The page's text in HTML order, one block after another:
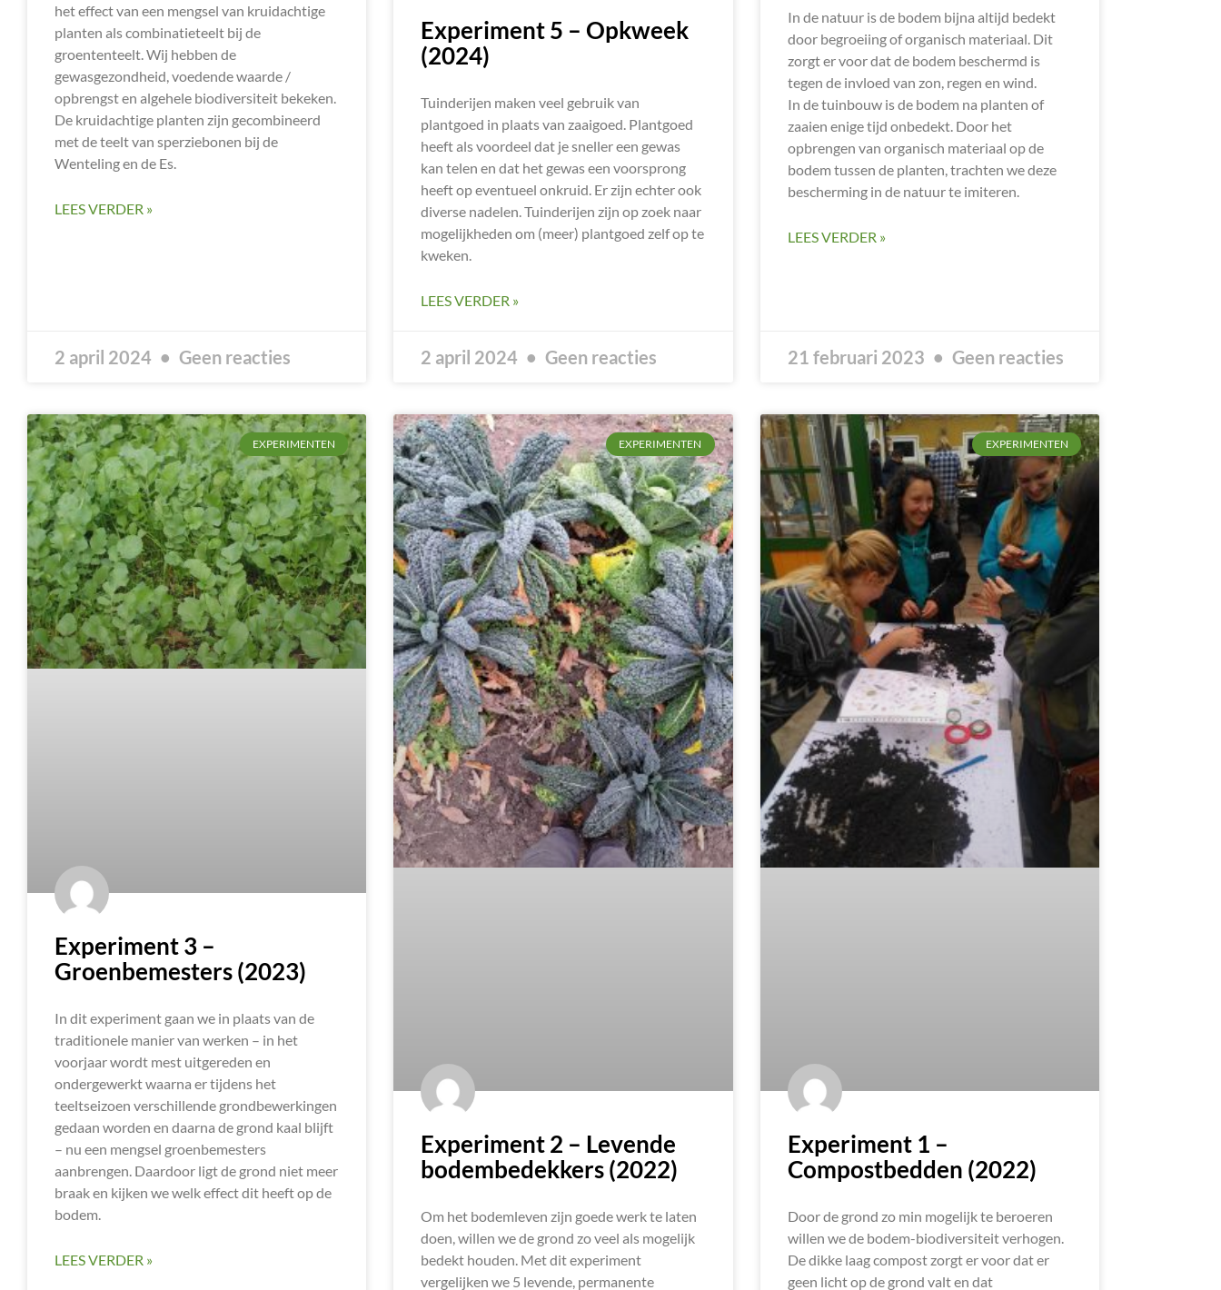
het effect van een mengsel van kruidachtige
planten als combinatieteelt bij de
groententeelt. Wij hebben de
gewasgezondheid, voedende waarde /
opbrengst en algehele biodiversiteit bekeken.
De kruidachtige planten zijn gecombineerd
met de teelt van sperziebonen bij de
Wenteling en de Es.
LEES VERDER »
2 april 2024 Geen reacties
Experiment 5 – Opkweek
(2024)
Tuinderijen maken veel gebruik van
plantgoed in plaats van zaaigoed. Plantgoed
heeft als voordeel dat je sneller een gewas
kan telen en dat het gewas een voorsprong
heeft op eventueel onkruid. Er zijn echter ook
diverse nadelen. Tuinderijen zijn op zoek naar
mogelijkheden om (meer) plantgoed zelf op te
kweken.
LEES VERDER »
2 april 2024 Geen reacties
In de natuur is de bodem bijna altijd bedekt
door begroeiing of organisch materiaal. Dit
zorgt er voor dat de bodem beschermd is
tegen de invloed van zon, regen en wind.
In de tuinbouw is de bodem na planten of
zaaien enige tijd onbedekt. Door het
opbrengen van organisch materiaal op de
bodem tussen de planten, trachten we deze
bescherming in de natuur te imiteren.
LEES VERDER »
21 februari 2023 Geen reacties
EXPERIMENTEN
Experiment 3 –
Groenbemesters (2023)
In dit experiment gaan we in plaats van de
traditionele manier van werken – in het
voorjaar wordt mest uitgereden en
ondergewerkt waarna er tijdens het
teeltseizoen verschillende grondbewerkingen
gedaan worden en daarna de grond kaal blijft
– nu een mengsel groenbemesters
aanbrengen. Daardoor ligt de grond niet meer
braak en kijken we welk effect dit heeft op de
bodem.
LEES VERDER »
EXPERIMENTEN
Experiment 2 – Levende
bodembedekkers (2022)
Om het bodemleven zijn goede werk te laten
doen, willen we de grond zo veel als mogelijk
bedekt houden. Met dit experiment
vergelijken we 5 levende, permanente
EXPERIMENTEN
Experiment 1 –
Compostbedden (2022)
Door de grond zo min mogelijk te beroeren
willen we de bodem-biodiversiteit verhogen.
De dikke laag compost zorgt er voor dat er
geen licht op de grond valt en dat